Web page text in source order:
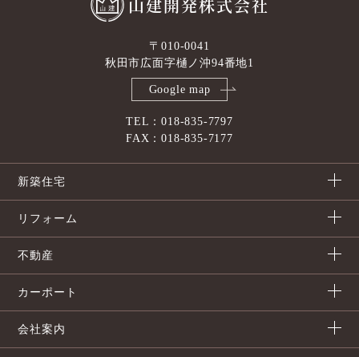
山建開発株式会社
〒010-0041
秋田市広面字樋ノ沖94番地1
Google map
TEL：018-835-7797
FAX：018-835-7177
新築住宅
リフォーム
不動産
カーポート
会社案内